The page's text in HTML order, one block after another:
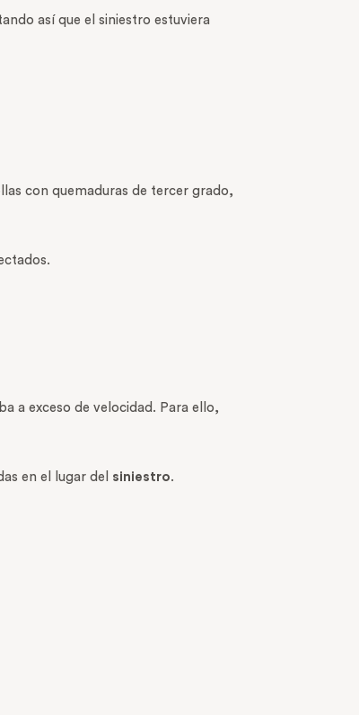
así que el siniestro estuviera
con quemaduras de tercer grado,
a exceso de velocidad. Para ello,
en el lugar del siniestro.